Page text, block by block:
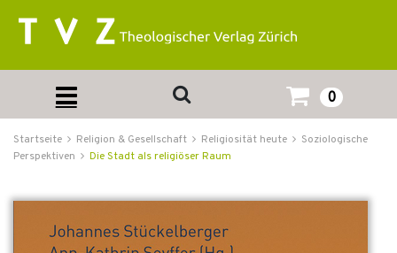
0
Startseite Religion & Gesellschaft Religiosität heute
Soziologische
Perspektiven
Die Stadt als religiöser Raum